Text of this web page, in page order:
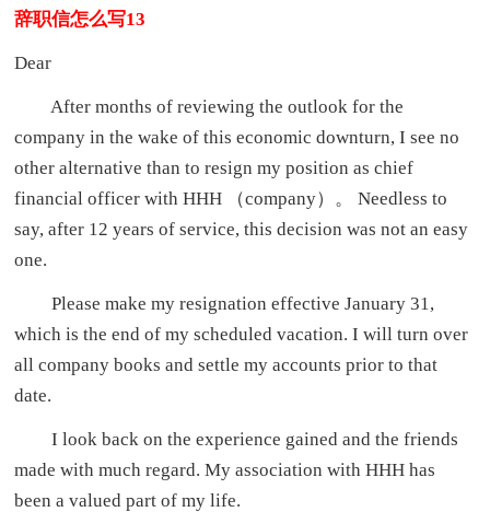
辞职信怎么写13
Dear
After months of reviewing the outlook for the
company in the wake of this economic downturn, I see no
other alternative than to resign my position as chief
financial officer with HHH （company）。 Needless to
say, after 12 years of service, this decision was not an easy
one.
Please make my resignation effective January 31,
which is the end of my scheduled vacation. I will turn over
all company books and settle my accounts prior to that
date.
I look back on the experience gained and the friends
made with much regard. My association with HHH has
been a valued part of my life.